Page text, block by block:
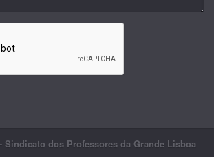
Sindicato dos Professores da Grande Lisboa